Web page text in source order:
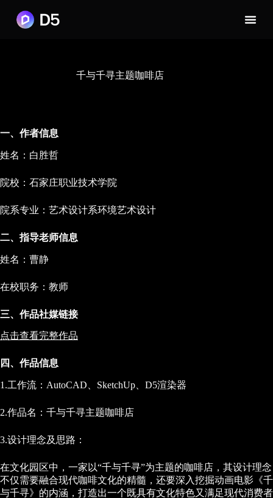
千与千寻主题咖啡店
一、作者信息
姓名：白胜哲
院校：石家庄职业技术学院
院系专业：艺术设计系环境艺术设计
二、指导老师信息
姓名：曹静
在校职务：教师
三、作品社媒链接
点击查看完整作品
四、作品信息
1.工作流：AutoCAD、SketchUp、D5渲染器
2.作品名：千与千寻主题咖啡店
3.设计理念及思路：
在文化园区中，一家以“千与千寻”为主题的咖啡店，其设计理念
不仅需要融合现代咖啡文化的精髓，还要深入挖掘动画电影《千
与千寻》的内涵，打造出一个既具有文化特色又满足现代消费者